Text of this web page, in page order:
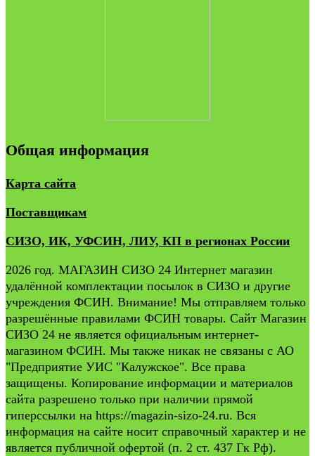
Общая информация
Карта сайта
Поставщикам
СИЗО, ИК, УФСИН, ЛИУ, КП в регионах России
2026 год. МАГАЗИН СИЗО 24 Интернет магазин
удалённой комплектации посылок в СИЗО и другие
учреждения ФСИН. Внимание! Мы отправляем только
разрешённые правилами ФСИН товары. Сайт Магазин
СИЗО 24 не является официальным интернет-
магазином ФСИН. Мы также никак не связаны с АО
"Предприятие УИС "Калужское". Все права
защищены. Копирование информации и материалов
сайта разрешено только при наличии прямой
гиперссылки на https://magazin-sizo-24.ru. Вся
информация на сайте носит справочный характер и не
является публичной офертой (п. 2 ст. 437 Гк Рф).